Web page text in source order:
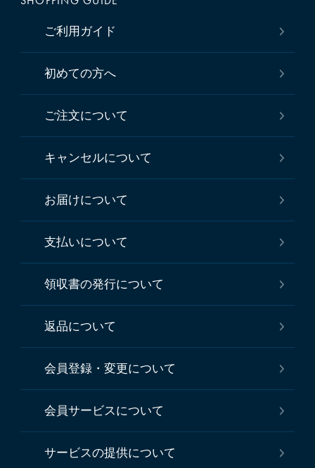
ご利用ガイド
初めての方へ
ご注文について
キャンセルについて
お届けについて
支払いについて
領収書の発行について
返品について
会員登録・変更について
会員サービスについて
サービスの提供について